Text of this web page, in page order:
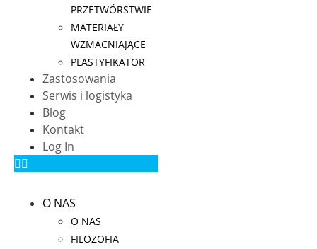
PRZETWÓRSTWIE
MATERIAŁY
WZMACNIAJĄCE
PLASTYFIKATOR
Zastosowania
Serwis i logistyka
Blog
Kontakt
Log In
O NAS
O NAS
FILOZOFIA